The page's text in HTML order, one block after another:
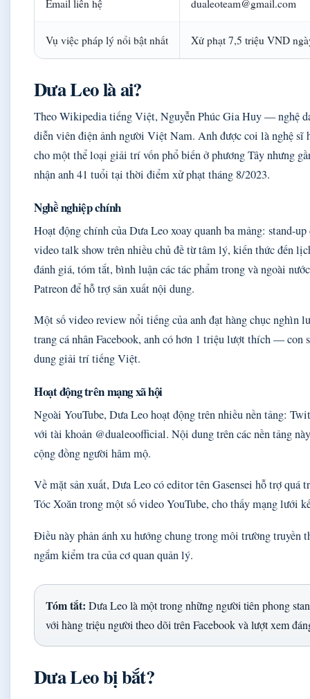
Email liên hệ dualeoteam@gmail.com
Vụ việc pháp lý nổi bật nhất Xử phạt 7,5 triệu VND
Dưa Leo là ai?
Theo Wikipedia tiếng Việt, Nguyễn Phúc Gia Huy — nghệ
diễn viên điện ảnh người Việt Nam. Anh được coi là nghệ
cho một thể loại giải trí vốn phổ biến ở phương Tây nhưng
nhận anh 41 tuổi tại thời điểm xử phạt tháng 8/2023.
Nghề nghiệp chính
Hoạt động chính của Dưa Leo xoay quanh ba mảng: stand-
video talk show trên nhiều chủ đề từ tâm lý, kiến thức đến
đánh giá, tóm tắt, bình luận các tác phẩm trong và ngoài
Patreon để hỗ trợ sản xuất nội dung.
Một số video review nổi tiếng của anh đạt hàng chục
trang cá nhân Facebook, anh có hơn 1 triệu lượt thích — con
dung giải trí tiếng Việt.
Hoạt động trên mạng xã hội
Ngoài YouTube, Dưa Leo hoạt động trên nhiều nền tảng:
với tài khoản @dualeoofficial. Nội dung trên các nền tảng
cộng đồng người hâm mộ.
Về mặt sản xuất, Dưa Leo có editor tên Gasensei hỗ trợ
Tóc Xoăn trong một số video YouTube, cho thấy mạng lưới
Điều này phản ánh xu hướng chung trong môi trường
ngắm kiểm tra của cơ quan quản lý.
Tóm tắt: Dưa Leo là một trong những người tiên phong
với hàng triệu người theo dõi trên Facebook và lượt xem
Dưa Leo bị bắt?